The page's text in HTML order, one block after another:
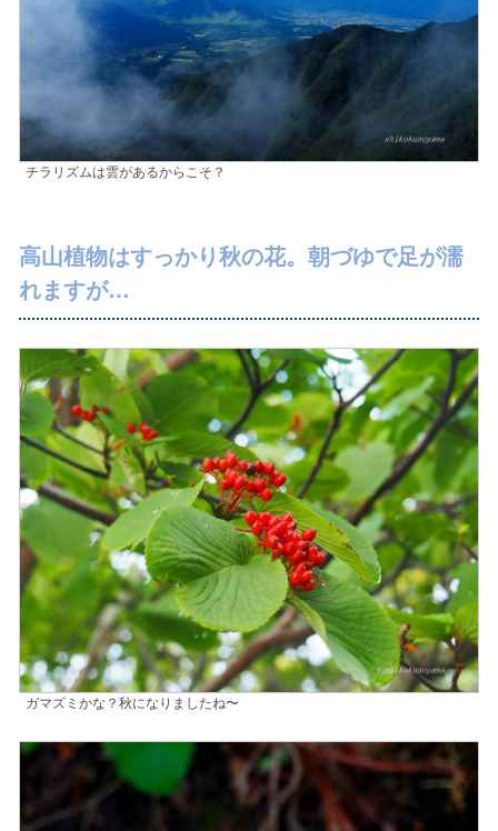
チラリズムは雲があるからこそ？
高山植物はすっかり秋の花。朝づゆで足が濡
れますが…
ガマズミかな？秋になりましたね〜